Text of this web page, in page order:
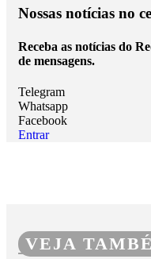
Nossas notícias no
Receba as notícias do
de mensagens.
Telegram
Whatsapp
Facebook
Entrar
VEJA